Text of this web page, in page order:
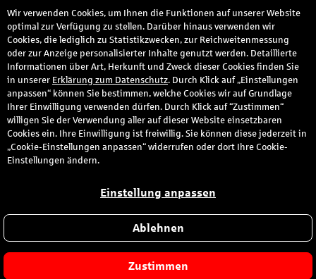
Anmeldung
Bitte melden Sie sich hier mit Ihrer E-Mail-Adresse und dem von
Ihnen gewählten Passwort an.
Sie sind zum ersten Mal hier?
Wir verwenden Cookies, um Ihnen die Funktionen auf unserer Website
optimal zur Verfügung zu stellen. Darüber hinaus verwenden wir
Cookies, die lediglich zu Statistikzwecken, zur Reichweitenmessung
oder zur Anzeige personalisierter Inhalte genutzt werden. Detaillierte
Informationen über Art, Herkunft und Zweck dieser Cookies finden Sie
in unserer Erklärung zum Datenschutz. Durch Klick auf „Einstellungen
anpassen“ können Sie bestimmen, welche Cookies wir auf Grundlage
Ihrer Einwilligung verwenden dürfen. Durch Klick auf “Zustimmen“
willigen Sie der Verwendung aller auf dieser Website einsetzbaren
Cookies ein. Ihre Einwilligung ist freiwillig. Sie können diese jederzeit in
„Cookie-Einstellungen anpassen“ widerrufen oder dort Ihre Cookie-
Einstellungen ändern.
Einstellung anpassen
Ablehnen
Zustimmen